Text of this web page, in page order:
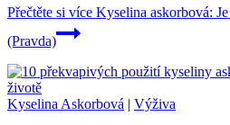
Přečtěte si více Kyselina askorbová:
(Pravda)
Kyselina Askorbová | Výživa